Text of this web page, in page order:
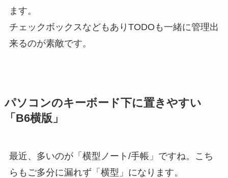
ます。
チェックボックスなどもありTODOも一緒に管理出
来るのが素敵です。
パソコンのキーボード下に置きやすい
「B6横版」
最近、多いのが「横型ノート/手帳」ですね。こち
らもご多分に漏れず「横型」になります。